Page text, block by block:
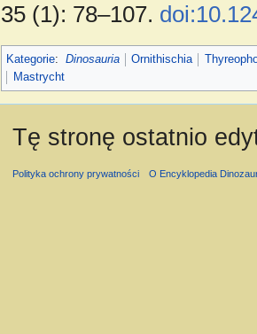
35 (1): 78–107.
Kategorie: Dinosauria Ornithischia
Mastrycht
Tę stronę ostatnio
Polityka ochrony prywatności O Encyklopedia